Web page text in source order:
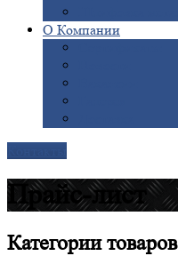
О Компании
Прайс-лист
Категориитоваров